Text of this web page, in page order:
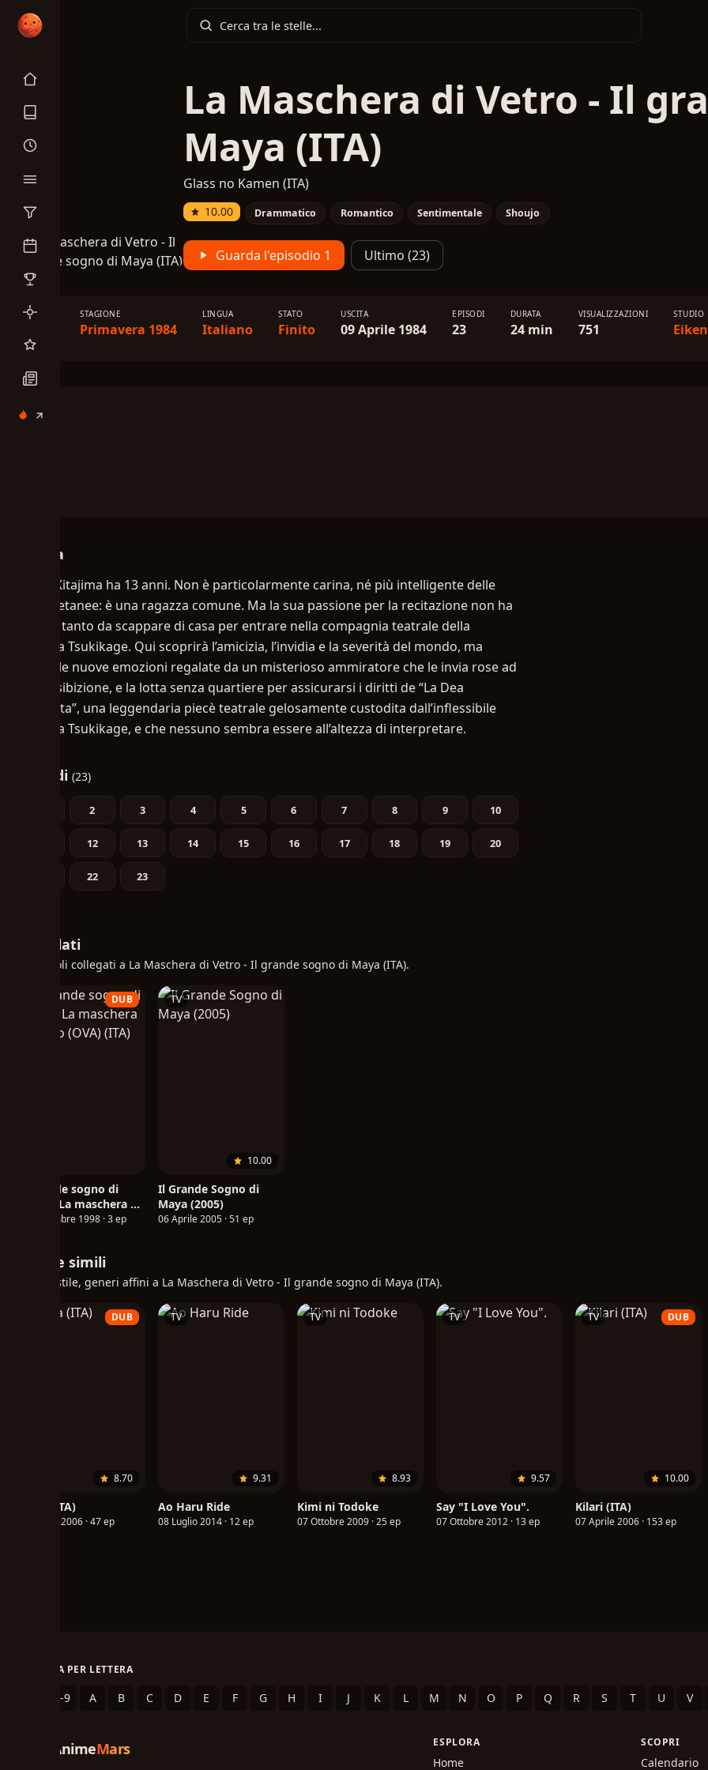
La Maschera di Vetro - Il
Maya (ITA)
Glass no Kamen (ITA)
10.00 Drammatico Romantico Sentimentale Shoujo
Guarda l'episodio 1 Ultimo (23)
TIPO STAGIONE
Primavera 1984
LINGUA
Italiano
STATO
Finito
USCITA
09 Aprile 1984
EPISODI
23
DURATA
24 min
VISUALIZZAZIONI
751
STUDIO
Eiken
Trama
Maya Kitajima ha 13 anni. Non è particolarmente carina, né più intelligente delle
sue coetanee: è una ragazza comune. Ma la sua passione per la recitazione non ha
eguali, tanto da scappare di casa per entrare nella compagnia teatrale della
signora Tsukikage. Qui scoprirà l’amicizia, l’invidia e la severità del mondo, ma
anche le nuove emozioni regalate da un misterioso ammiratore che le invia rose ad
ogni esibizione, e la lotta senza quartiere per assicurarsi i diritti de “La Dea
Scarlatta”, una leggendaria piecè teatrale gelosamente custodita dall’inflessibile
signora Tsukikage, e che nessuno sembra essere all’altezza di interpretare.
Episodi (23)
2 3 4 5 6 7 8 9 10
12 13 14 15 16 17 18 19 20
22 23
Correlati
Altri titoli collegati a La Maschera di Vetro - Il grande sogno di Maya (ITA).
DUB
Il grande sogno di
Maya - La maschera di
vetro (OVA) (ITA)
16 Dicembre 1998 · 3 ep
TV
10.00
Il Grande Sogno di
Maya (2005)
06 Aprile 2005 · 51 ep
Anime simili
Stesso stile, generi affini a La Maschera di Vetro - Il grande sogno di Maya (ITA).
DUB
8.70
Nana (ITA)
05 Aprile 2006 · 47 ep
TV
9.31
Ao Haru Ride
08 Luglio 2014 · 12 ep
TV
8.93
Kimi ni Todoke
07 Ottobre 2009 · 25 ep
TV
9.57
Say "I Love You".
07 Ottobre 2012 · 13 ep
TV DUB
10.00
Kilari (ITA)
07 Aprile 2006 · 153 ep
SFOGLIA PER LETTERA
0-9 A B C D E F G H I J K L M N O P Q R S T U V
AnimeMars ESPLORA
Home
SCOPRI
Calendario